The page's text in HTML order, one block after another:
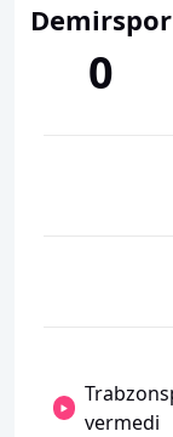
Demirspor
0
vermedi